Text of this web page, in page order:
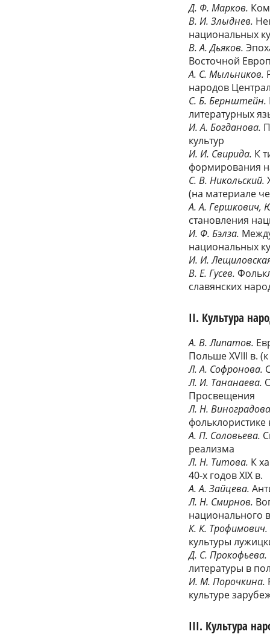
Д. Ф. Марков.
В. И. Злыднев.
национальных
В. А. Дьяков.
Восточной
А. С. Мыльников.
народов
С. Б. Бернштейн.
литературных
И. А. Богданова.
культур
И. И. Свирида. К
формирования
С. В. Никольский.
(на материале
А. А. Гершкович,
становления
И. Ф. Бэлза.
национальных
И. И.
В. Е. Гусев.
славянских
II. Культура
А. В. Липатов.
Польше XVIII в.
Л. А. Софронова.
Л. И. Тананаева.
Просвещения
Л. Н.
фольклористике
А. П. Соловьева.
реализма
Л. Н. Титова. К
40-х годов XIX в.
А. А. Зайцева.
Л. Н. Смирнов.
национального
К. К. Трофимович.
культуры
Д. С. Прокофьева.
литературы в
И. М. Порочкина.
культуре
III. Культура